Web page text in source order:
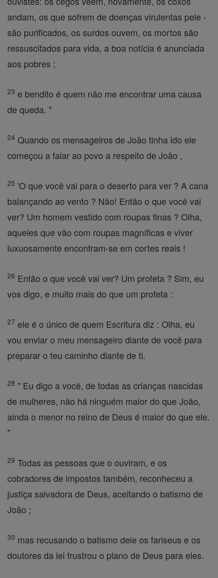
andam, os que sofrem de doenças virulentas pele -
são purificados, os surdos ouvem, os mortos são
ressuscitados para vida, a boa notícia é anunciada
aos pobres ;
23 e bendito é quem não me encontrar uma causa
de queda. "
24 Quando os mensageiros de João tinha ido ele
começou a falar ao povo a respeito de João ,
25 'O que você vai para o deserto para ver ? A cana
balançando ao vento ? Não! Então o que você vai
ver? Um homem vestido com roupas finas ? Olha,
aqueles que vão com roupas magníficas e viver
luxuosamente encontram-se em cortes reais !
26 Então o que você vai ver? Um profeta ? Sim, eu
vos digo, e muito mais do que um profeta :
27 ele é o único de quem Escritura diz : Olha, eu
vou enviar o meu mensageiro diante de você para
preparar o teu caminho diante de ti.
28 " Eu digo a você, de todas as crianças nascidas
de mulheres, não há ninguém maior do que João,
ainda o menor no reino de Deus é maior do que ele.
"
29 Todas as pessoas que o ouviram, e os
cobradores de impostos também, reconheceu a
justiça salvadora de Deus, aceitando o batismo de
João ;
30 mas recusando o batismo dele os fariseus e os
doutores da lei frustrou o plano de Deus para eles.